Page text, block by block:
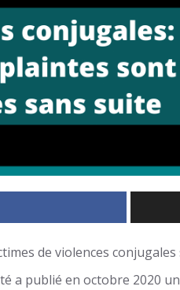
de violences
a publié en octobre 2020